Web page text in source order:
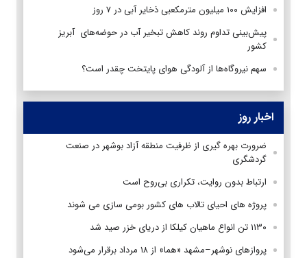
افزایش ۱۰۰ میلیون مترمکعبی ذخایر آبی در ۷ روز
پیش‌بینی تداوم روند کاهش تبخیر آب در حوضه‌های آبریز
کشور
سهم نیروگاه‌ها از آلودگی هوای پایتخت چقدر است؟
اخبار روز
ضرورت بهره گیری از ظرفیت منطقه آزاد بوشهر در صنعت
گردشگری
ارتباط بدون روایت، تکراری بی‌روح است
پروژه های احیای تالاب های کشور بومی سازی می شوند
۱۱۳۰ تن انواع ماهیان کیلکا از دریای خزر صید شد
پروازهای نوشهر–مشهد «هما» از ۱۸ مرداد برقرار می‌شود